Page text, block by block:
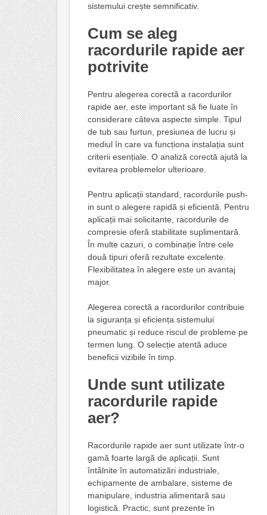
sistemului crește semnificativ.
Cum se aleg
racordurile rapide aer
potrivite
Pentru alegerea corectă a racordurilor
rapide aer, este important să fie luate în
considerare câteva aspecte simple. Tipul
de tub sau furtun, presiunea de lucru și
mediul în care va funcționa instalația sunt
criterii esențiale. O analiză corectă ajută la
evitarea problemelor ulterioare.
Pentru aplicații standard, racordurile push-
in sunt o alegere rapidă și eficientă. Pentru
aplicații mai solicitante, racordurile de
compresie oferă stabilitate suplimentară.
În multe cazuri, o combinație între cele
două tipuri oferă rezultate excelente.
Flexibilitatea în alegere este un avantaj
major.
Alegerea corectă a racordurilor contribuie
la siguranța și eficiența sistemului
pneumatic și reduce riscul de probleme pe
termen lung. O selecție atentă aduce
beneficii vizibile în timp.
Unde sunt utilizate
racordurile rapide
aer?
Racordurile rapide aer sunt utilizate într-o
gamă foarte largă de aplicații. Sunt
întâlnite în automatizări industriale,
echipamente de ambalare, sisteme de
manipulare, industria alimentară sau
logistică. Practic, sunt prezente în